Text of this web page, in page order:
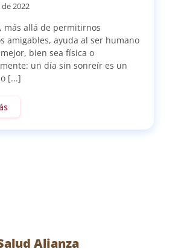
2022
más allá de permitirnos
amigables, ayuda al ser humano
bien sea física o
un día sin sonreír es un
[...]
Alianza